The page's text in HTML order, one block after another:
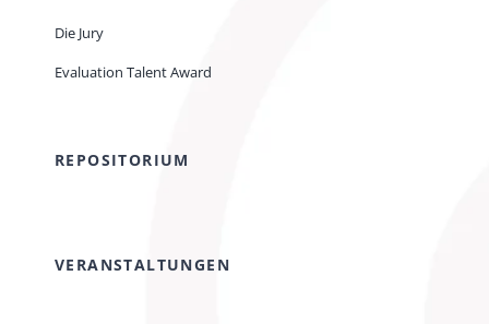
Die Jury
Evaluation Talent Award
REPOSITORIUM
VERANSTALTUNGEN